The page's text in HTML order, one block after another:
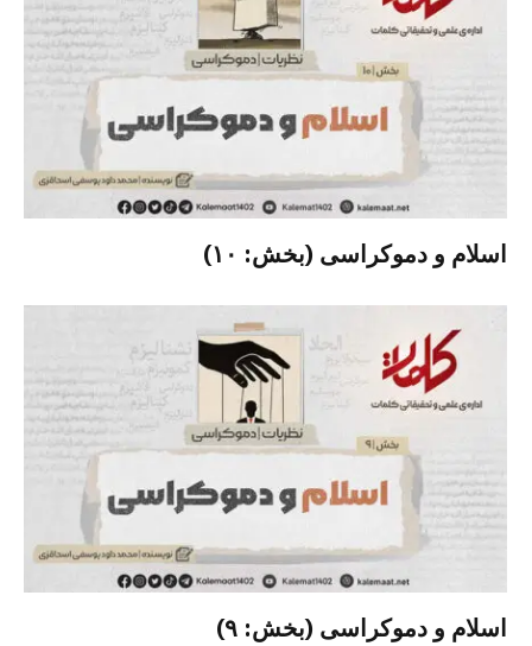
اسلام و دموکراسی (بخش: ۱۰)
اسلام و دموکراسی (بخش: ۹)